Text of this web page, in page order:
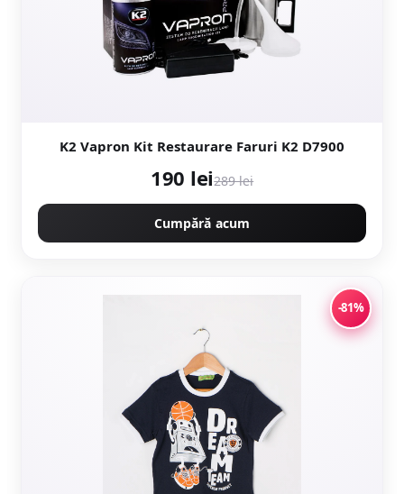
K2 Vapron Kit Restaurare Faruri K2 D7900
190 lei289 lei
Cumpără acum
-81%